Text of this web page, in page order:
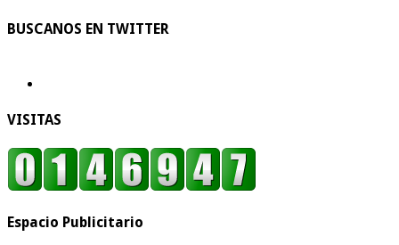
BUSCANOS EN TWITTER
VISITAS
Espacio Publicitario